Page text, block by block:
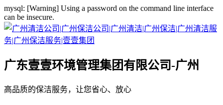
mysql: [Warning] Using a password on the command line interface
can be insecure.
广东壹壹环境管理集团有限公司-广州
高品质的保洁服务，让您省心、放心